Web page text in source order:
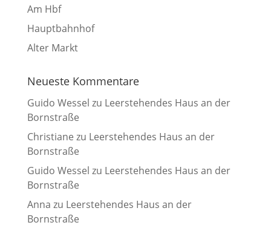
Am Hbf
Hauptbahnhof
Alter Markt
Neueste Kommentare
Guido Wessel zu Leerstehendes Haus an der
Bornstraße
Christiane zu Leerstehendes Haus an der
Bornstraße
Guido Wessel zu Leerstehendes Haus an der
Bornstraße
Anna zu Leerstehendes Haus an der
Bornstraße